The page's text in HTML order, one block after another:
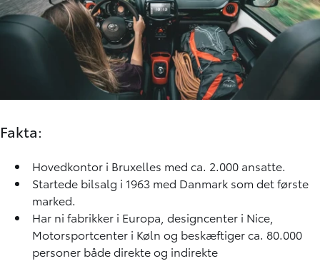
Fakta:
Hovedkontor i Bruxelles med ca. 2.000 ansatte.
Startede bilsalg i 1963 med Danmark som det første
marked.
Har ni fabrikker i Europa, designcenter i Nice,
Motorsportcenter i Køln og beskæftiger ca. 80.000
personer både direkte og indirekte